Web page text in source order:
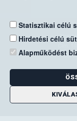
Statisztikai célú
Hirdetési célú
Alapműködést
E-